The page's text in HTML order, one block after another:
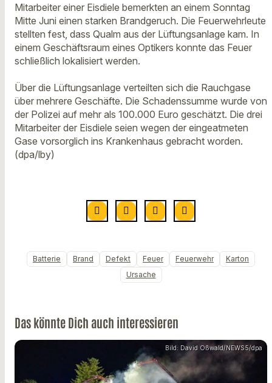
Mitarbeiter einer Eisdiele bemerkten an einem Sonntag
Mitte Juni einen starken Brandgeruch. Die Feuerwehrleute
stellten fest, dass Qualm aus der Lüftungsanlage kam. In
einem Geschäftsraum eines Optikers konnte das Feuer
schließlich lokalisiert werden.
Über die Lüftungsanlage verteilten sich die Rauchgase
über mehrere Geschäfte. Die Schadenssumme wurde von
der Polizei auf mehr als 100.000 Euro geschätzt. Die drei
Mitarbeiter der Eisdiele seien wegen der eingeatmeten
Gase vorsorglich ins Krankenhaus gebracht worden.
(dpa/lby)
Batterie Brand Defekt Feuer Feuerwehr
Karton
Ursache
Das könnte Dich auch interessieren
Bild: David Oßwald/NEWS5/dpa